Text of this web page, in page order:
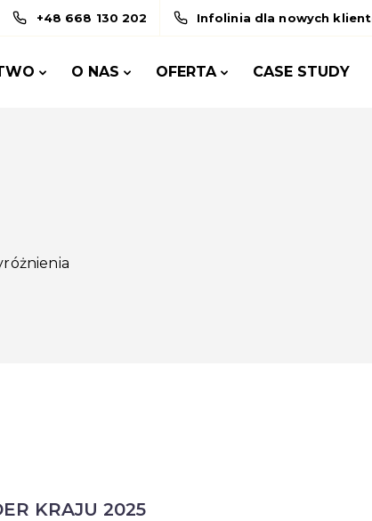
+48 668 130 202 Infolinia dla nowych
O NAS OFERTA CASE STUDY
KRAJU 2025